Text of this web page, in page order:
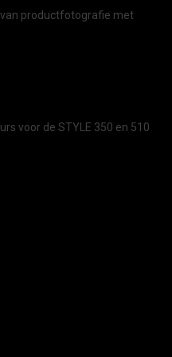
van productfotografie met
voor de STYLE 350 en 510